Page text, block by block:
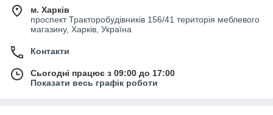
м. Харків
проспект Тракторобудівників 156/41 територія меблевого
магазину, Харків, Україна
Контакти
Сьогодні працює з 09:00 до 17:00
Показати весь графік роботи